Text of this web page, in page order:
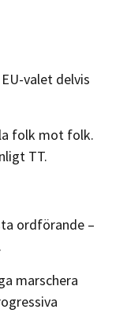
valet delvis
folk mot folk.
TT.
ordförande –
marschera